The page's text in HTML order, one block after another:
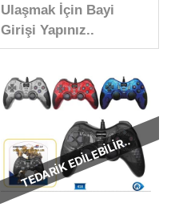
Ulaşmak İçin Bayi
Girişi Yapınız..
TEDARİK EDİLEBİLİR..